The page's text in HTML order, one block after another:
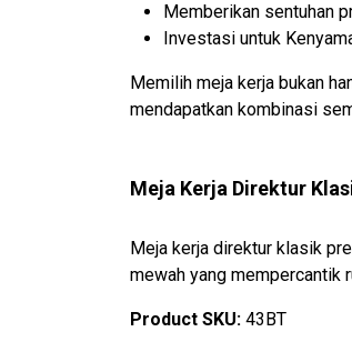
Memberikan sentuhan
Investasi untuk
Memilih meja kerja bukan
mendapatkan kombinasi
Meja Kerja Direktur
Meja kerja direktur klasik
mewah yang mempercantik
Product SKU: 43BT